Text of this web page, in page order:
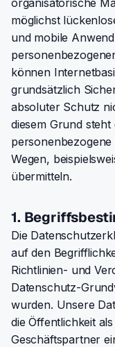
organisatorische
möglichst
und mobile
können
grundsätzlich
absoluter Schutz
diesem Grund
Wegen,
übermitteln.
1.
Die
auf den
Richtlinien- und
Datenschutz-
wurden. Unsere
die Öffentlichkeit
Geschäftspartner